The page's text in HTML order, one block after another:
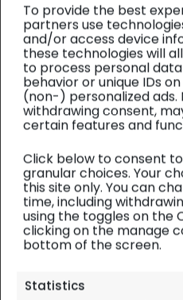
To provide the best
partners use
and/or access device
these technologies will
to process personal
behavior or unique IDs
(non-) personalized
withdrawing consent,
certain features and
Click below to consent
granular choices. Your
this site only. You can
time, including
using the toggles on the
clicking on the manage
bottom of the screen.
Statistics